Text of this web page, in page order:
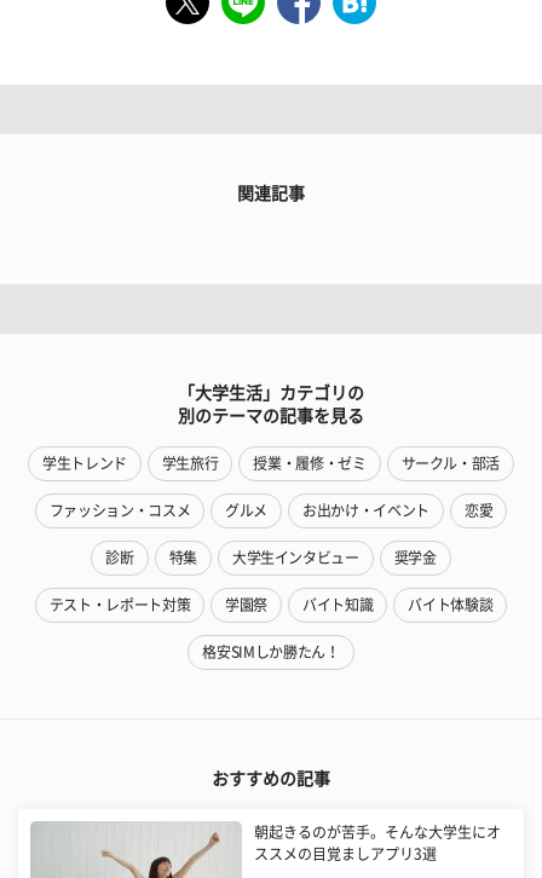
関連記事
「大学生活」カテゴリの
別のテーマの記事を見る
学生トレンド 学生旅行 授業・履修・ゼミ サークル・部活
ファッション・コスメ グルメ お出かけ・イベント 恋愛
診断 特集 大学生インタビュー 奨学金
テスト・レポート対策 学園祭 バイト知識 バイト体験談
格安SIMしか勝たん！
おすすめの記事
朝起きるのが苦手。そんな大学生にオ
ススメの目覚ましアプリ3選